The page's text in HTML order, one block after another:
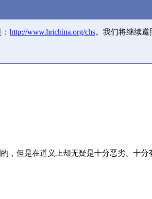
http://www.hrichina.org/chs。我们将继续遵
，但是在道义上却无疑是十分恶劣、十